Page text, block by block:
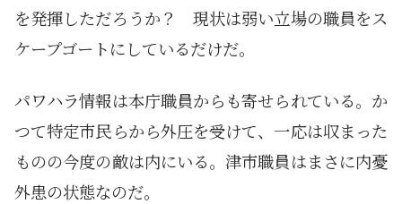
を発揮しただろうか？ 現状は弱い立場の職員をス
ケープゴートにしているだけだ。
パワハラ情報は本庁職員からも寄せられている。か
つて特定市民らから外圧を受けて、一応は収まった
ものの今度の敵は内にいる。津市職員はまさに内憂
外患の状態なのだ。